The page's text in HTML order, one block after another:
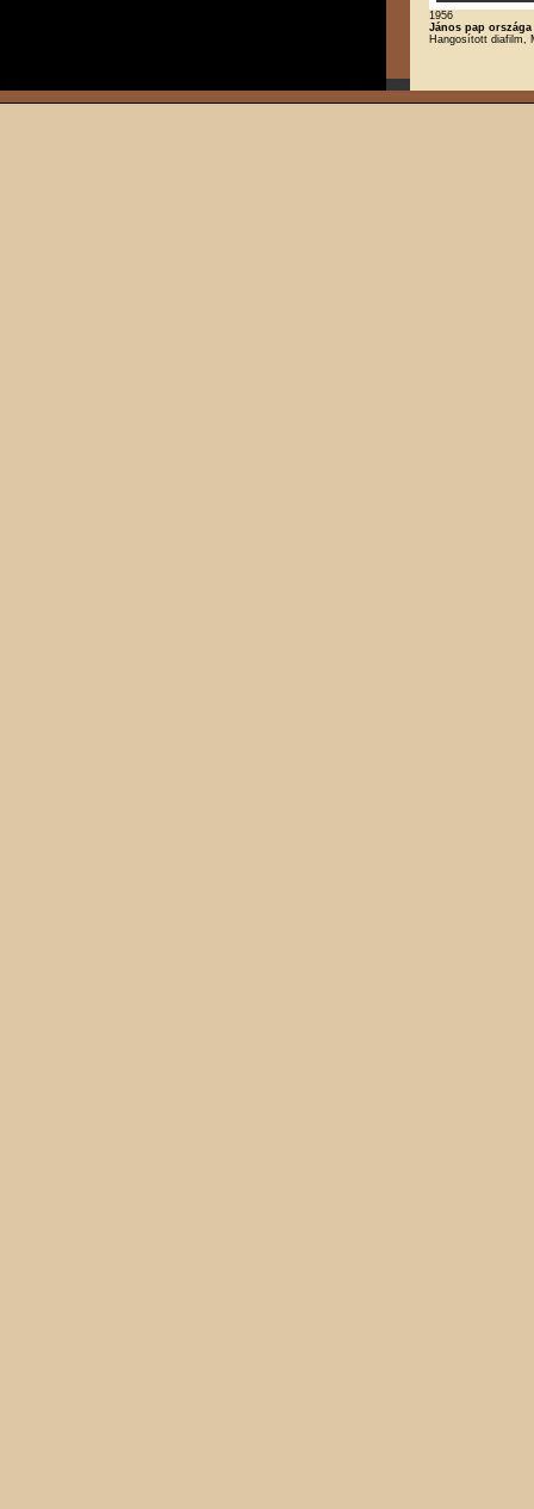
1956
János pap országa
Hangosított diafilm,